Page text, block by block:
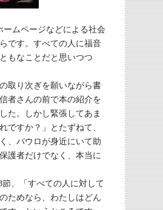
ムページなどによる社会
です。すべての人に福音
もなことだと思いつつ
取り次ぎを願いながら書
者さんの前で本の紹介を
た。しかし緊張してあま
ですか？」とたずねて、
、パウロが身近にいて助
護者だけでなく、本当に
、「すべての人に対して
ためなら、わたしはどん